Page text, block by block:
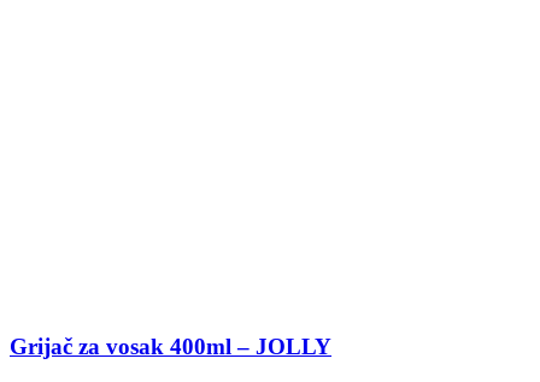
Grijač za vosak 400ml – JOLLY